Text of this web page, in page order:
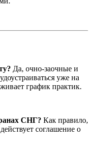
Да, очно-заочные и
уже на
график практик.
СНГ? Как правило,
соглашение о